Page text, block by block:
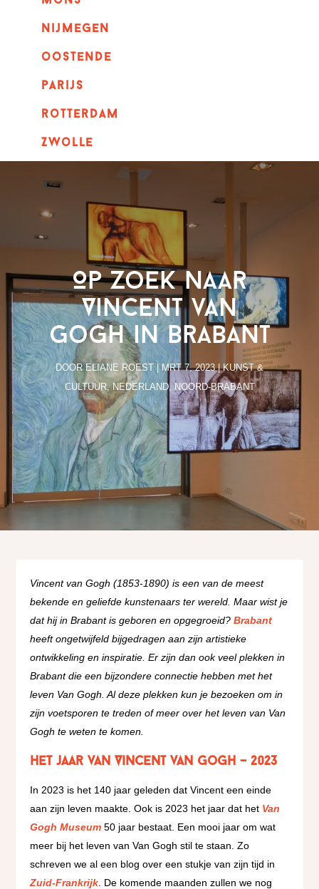
nijmegen
oostende
parijs
rotterdam
Zwolle
Op zoek naar
Vincent van
Gogh in Brabant
DOORELIANE ROEST| MRT 7, 2023|KUNST &
CULTUUR,NEDERLAND, NOORD-BRABANT
Vincent van Gogh (1853-1890) is een van de meest
bekende en geliefde kunstenaars ter wereld. Maar wist je
dat hij in Brabant is geboren en opgegroeid?Brabant
heeft ongetwijfeld bijgedragen aan zijn artistieke
ontwikkeling en inspiratie. Er zijn dan ook veel plekken in
Brabant die een bijzondere connectie hebben met het
leven Van Gogh. Al deze plekken kun je bezoeken om in
zijn voetsporen te treden of meer over het leven van Van
Gogh te weten te komen.
Het jaar van Vincent van Gogh – 2023
In 2023 is het 140 jaar geleden dat Vincent een einde
aan zijn leven maakte. Ook is 2023 het jaar dat het Van
Gogh Museum 50 jaar bestaat. Een mooi jaar om wat
meer bij het leven van Van Gogh stil te staan. Zo
schreven we al een blog over een stukje van zijn tijd in
Zuid-Frankrijk . De komende maanden zullen we nog